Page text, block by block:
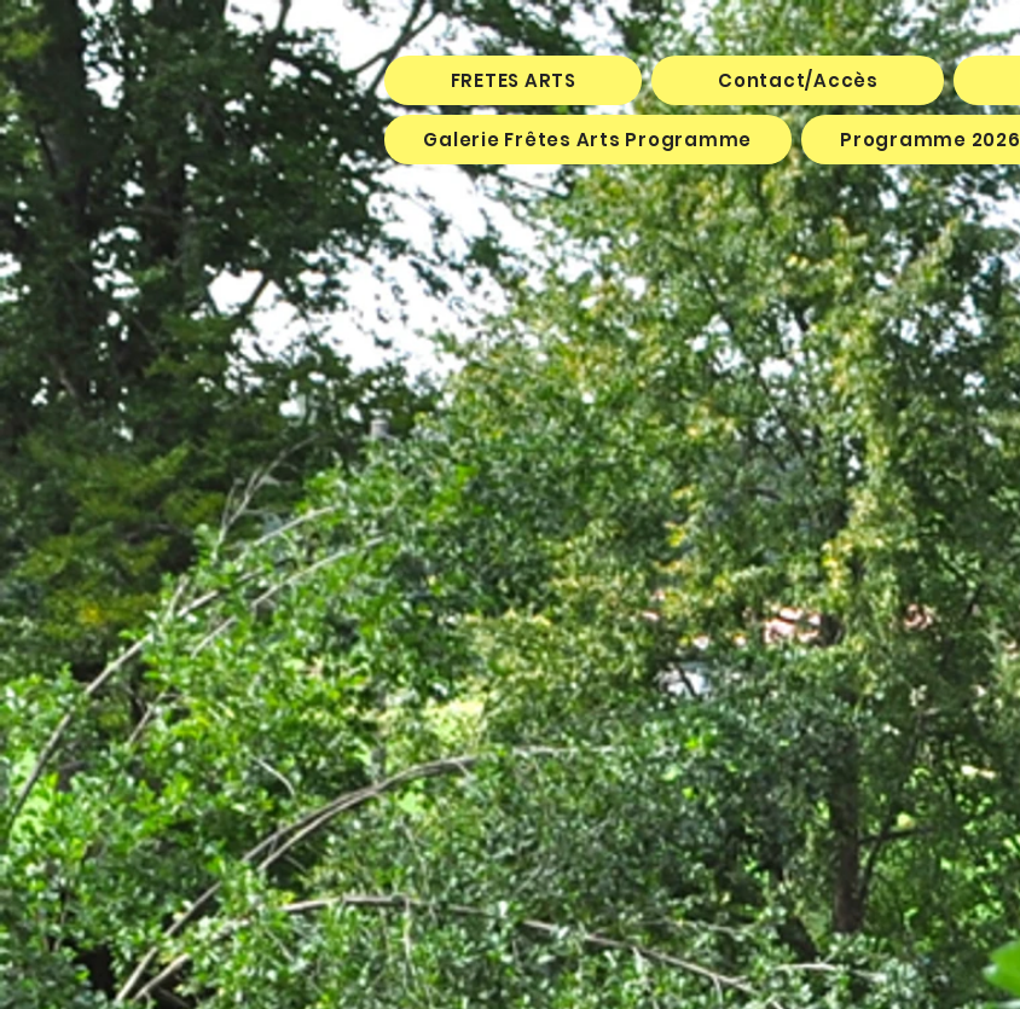
FRETES ARTS Contact/Accès
Galerie Frêtes Arts Programme Programme 2026